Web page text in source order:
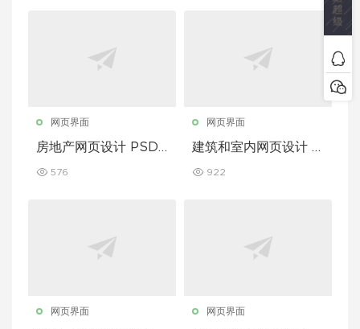
网页界面
房地产网页设计 PSD
576
网页界面
建筑和室内网页设计 P
922
网页界面 网页界面